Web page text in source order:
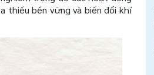
thiếu bền vững và biến đổi khí